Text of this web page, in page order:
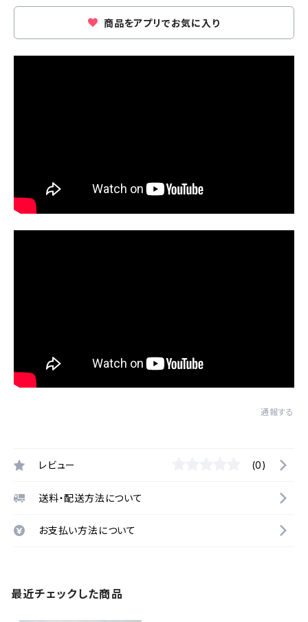
商品をアプリでお気に入り
通報する
レビュー (0)
送料・配送方法について
お支払い方法について
最近チェックした商品